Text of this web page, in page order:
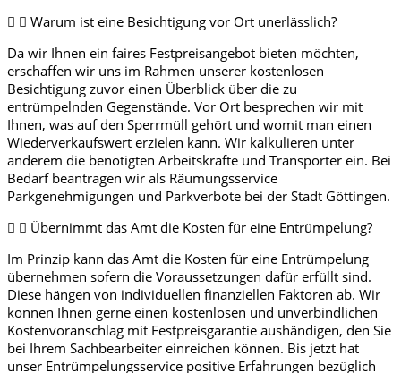
Warum ist eine Besichtigung vor Ort unerlässlich?
Da wir Ihnen ein faires Festpreisangebot bieten möchten,
erschaffen wir uns im Rahmen unserer kostenlosen
Besichtigung zuvor einen Überblick über die zu
entrümpelnden Gegenstände. Vor Ort besprechen wir mit
Ihnen, was auf den Sperrmüll gehört und womit man einen
Wiederverkaufswert erzielen kann. Wir kalkulieren unter
anderem die benötigten Arbeitskräfte und Transporter ein. Bei
Bedarf beantragen wir als Räumungsservice
Parkgenehmigungen und Parkverbote bei der Stadt Göttingen.
Übernimmt das Amt die Kosten für eine Entrümpelung?
Im Prinzip kann das Amt die Kosten für eine Entrümpelung
übernehmen sofern die Voraussetzungen dafür erfüllt sind.
Diese hängen von individuellen finanziellen Faktoren ab. Wir
können Ihnen gerne einen kostenlosen und unverbindlichen
Kostenvoranschlag mit Festpreisgarantie aushändigen, den Sie
bei Ihrem Sachbearbeiter einreichen können. Bis jetzt hat
unser Entrümpelungsservice positive Erfahrungen bezüglich